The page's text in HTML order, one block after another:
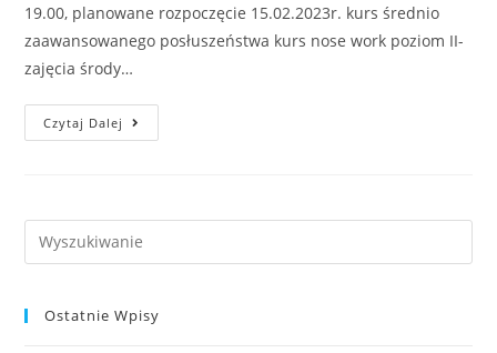
19.00, planowane rozpoczęcie 15.02.2023r. kurs średnio
zaawansowanego posłuszeństwa kurs nose work poziom II-
zajęcia środy…
Czytaj Dalej Nowe
Kursy
Search
this
Ostatnie Wpisy